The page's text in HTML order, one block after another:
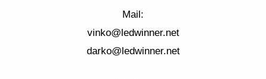
Mail:
vinko@ledwinner.net
darko@ledwinner.net